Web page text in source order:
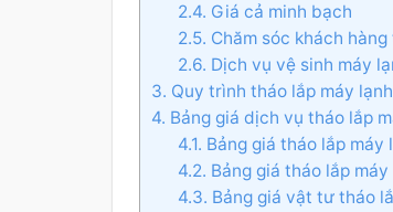
2.4. Giá cả minh bạch
2.5. Chăm sóc khách
2.6. Dịch vụ vệ sinh máy
3. Quy trình tháo lắp máy
4. Bảng giá dịch vụ tháo lắp
4.1. Bảng giá tháo lắp
4.2. Bảng giá tháo lắp
4.3. Bảng giá vật tư tháo